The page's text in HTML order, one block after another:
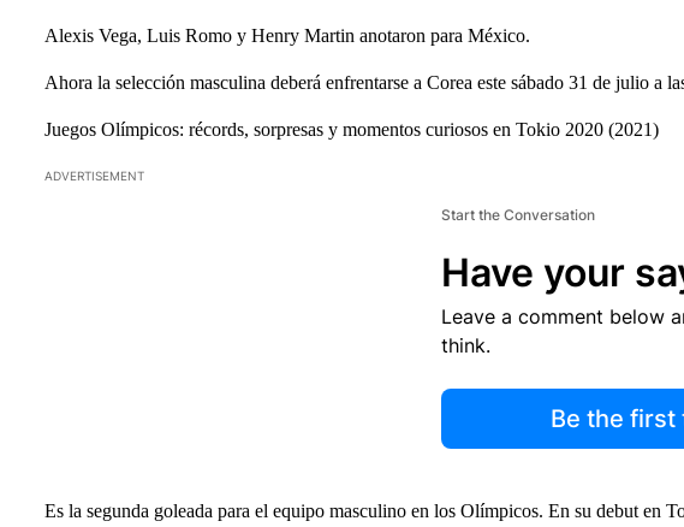
Alexis Vega, Luis Romo y Henry Martin anotaron para México.
Ahora la selección masculina deberá enfrentarse a Corea este sábado 31 de julio a
Juegos Olímpicos: récords, sorpresas y momentos curiosos en Tokio 2020 (2021)
ADVERTISEMENT
Start the Conversation
Have your
Leave a comment below
think.
Be the first
Es la segunda goleada para el equipo masculino en los Olímpicos. En su debut en